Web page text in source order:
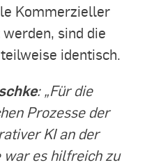
Kommerzieller
sind die
identisch.
: „Für die
Prozesse der
KI an der
war es hilfreich zu